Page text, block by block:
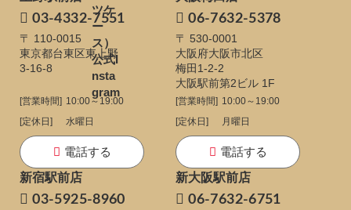
03-4332-7551
〒 110-0015
東京都台東区東上野
3-16-8
[営業時間] 10:00～19:00
[定休日]
水曜日
電話する
06-7632-5378
〒 530-0001
大阪府大阪市北区
梅田1-2-2
大阪駅前第2ビル 1F
[営業時間] 10:00～19:00
[定休日]
月曜日
電話する
新宿駅前店
03-5925-8960
新大阪駅前店
06-7632-6751